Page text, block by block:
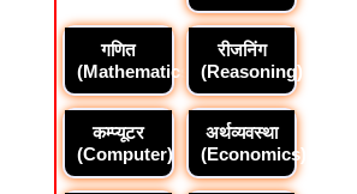
गणित
(Mathematics)
रीजनिंग
(Reasoning)
कम्प्यूटर
(Computer)
अर्थव्यवस्था
(Economics)